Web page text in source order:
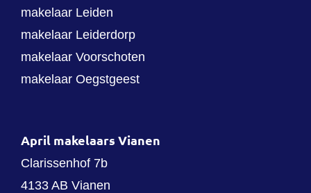
makelaar Leiden
makelaar Leiderdorp
makelaar Voorschoten
makelaar Oegstgeest
April makelaars Vianen
Clarissenhof 7b
4133 AB Vianen